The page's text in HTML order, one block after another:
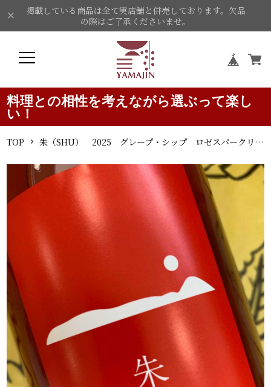
掲載している商品は全て実店舗と併売しております。欠品
の際はご了承くださいませ。
料理との相性を考えながら選ぶって楽し
い！
TOP 朱（SHU） 2025 グレープ・シップ ロゼスパークリングワイン